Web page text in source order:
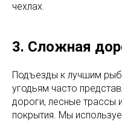
чехлах.
3. Сложная
Подъезды к лучшим
угодьям часто
дороги, лесные трассы
покрытия. Мы